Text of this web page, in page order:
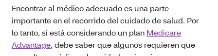
Encontrar al médico adecuado es una parte
importante en el recorrido del cuidado de salud. Por
lo tanto, si está considerando un plan Medicare
Advantage, debe saber que algunos requieren que